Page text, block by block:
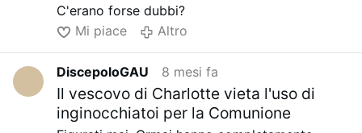
C'erano forse dubbi?
Mi piace
Altro
DiscepoloGAU 8 mesi fa
Il vescovo di Charlotte vieta l'uso di
inginocchiatoi per la Comunione